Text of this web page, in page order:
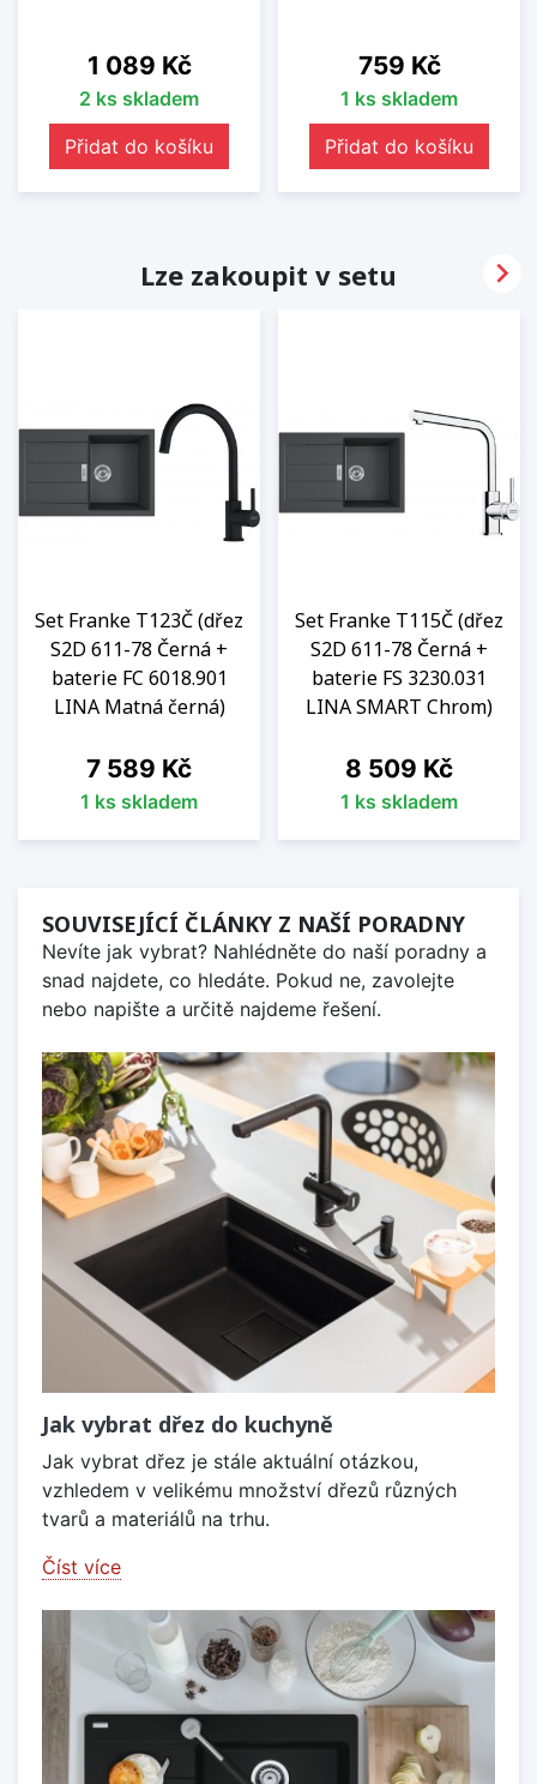
Cena
1 089 Kč
2 ks skladem
Přidat do košíku
Cena
759 Kč
1 ks skladem
Přidat do košíku
Lze zakoupit v setu
Set Franke T123Č (dřez
S2D 611-78 Černá +
baterie FC 6018.901
LINA Matná černá)
Cena
7 589 Kč
1 ks skladem
Set Franke T115Č (dřez
S2D 611-78 Černá +
baterie FS 3230.031
LINA SMART Chrom)
Cena
8 509 Kč
1 ks skladem

SOUVISEJÍCÍ ČLÁNKY Z NAŠÍ PORADNY
Nevíte jak vybrat? Nahlédněte do naší poradny a
snad najdete, co hledáte. Pokud ne, zavolejte
nebo napište a určitě najdeme řešení.
Jak vybrat dřez do kuchyně
Jak vybrat dřez je stále aktuální otázkou,
vzhledem v velikému množství dřezů různých
tvarů a materiálů na trhu.
Číst více